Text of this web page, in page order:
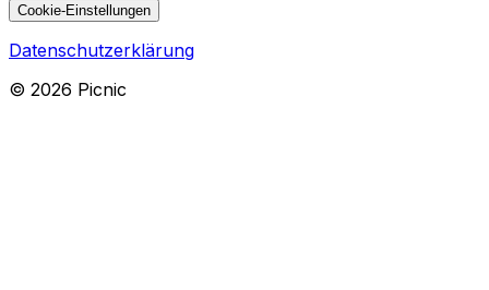
Cookie-Einstellungen
Datenschutzerklärung
© 2026 Picnic